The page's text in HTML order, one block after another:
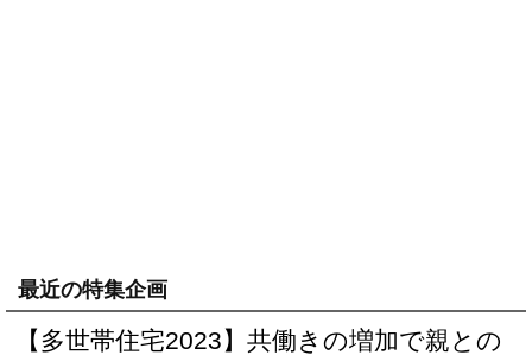
最近の特集企画
【多世帯住宅2023】共働きの増加で親との